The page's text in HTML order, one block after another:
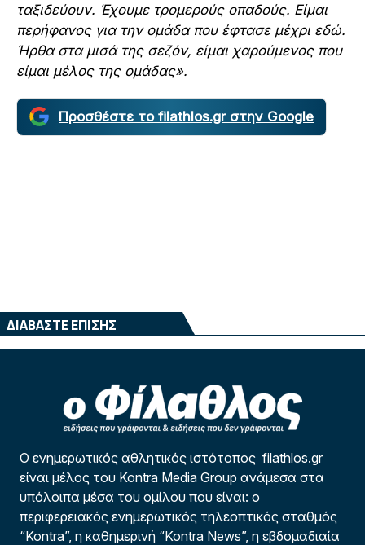
ταξιδεύουν. Έχουμε τρομερούς οπαδούς. Είμαι
περήφανος για την ομάδα που έφτασε μέχρι εδώ.
Ήρθα στα μισά της σεζόν, είμαι χαρούμενος που
είμαι μέλος της ομάδας».
Προσθέστε το filathlos.gr στην Google
ΔΙΑΒΑΣΤΕ ΕΠΙΣΗΣ
Ο ενημερωτικός αθλητικός ιστότοπος filathlos.gr
είναι μέλος του Kontra Media Group ανάμεσα στα
υπόλοιπα μέσα του ομίλου που είναι: ο
περιφερειακός ενημερωτικός τηλεοπτικός σταθμός
“Kontra”, η καθημερινή “Kontra News”, η εβδομαδιαία